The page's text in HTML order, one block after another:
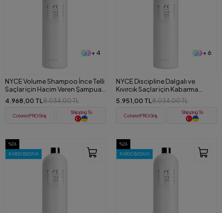
+ 4
NYCE Volume Shampoo İnce Telli
Saçlar için Hacim Veren Şampuan
1000 ML
4.968,00 TL 8.034,00 TL
ColoristPRO Giriş
Shipping To
+ 6
NYCE Discipline Dalgalı ve
Kıvırcık Saçlar için Kabarma
Önleyici Maske 1000 ML
5.951,00 TL 8.034,00 TL
ColoristPRO Giriş
Shipping To
%26
KARGO BEDAVA
%26
KARGO BEDAVA